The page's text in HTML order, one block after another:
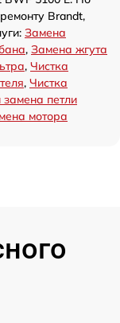
Brandt,
Замена
, Замена жгута
, Чистка
, Чистка
замена петли
мотора